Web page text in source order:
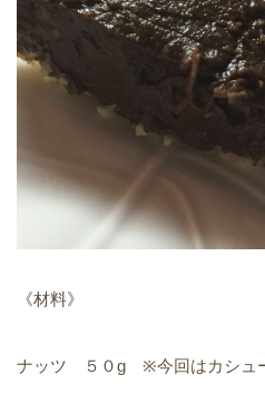
《材料》
ナッツ ５０g ※今回はカシュ